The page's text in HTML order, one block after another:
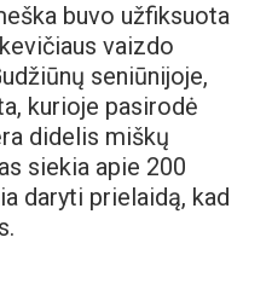
buvo užfiksuota
vaizdo
seniūnijoje,
kurioje pasirodė
didelis miškų
siekia apie 200
daryti prielaidą, kad